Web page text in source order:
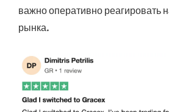
важно оперативно реагировать
рынка.